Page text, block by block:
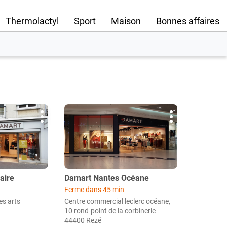
Thermolactyl Sport Maison Bonnes affaires
arts
Plus
d'options
Appuyer
sur
la
touche
ENTRÉE
pour
obtenir
de
plus
amples
informations
Point
de
vente
:
Damart Nantes Océane
Ferme dans 45 min
Centre commercial leclerc océane,
10 rond-point de la corbinerie
44400 Rezé
Plus
d'options